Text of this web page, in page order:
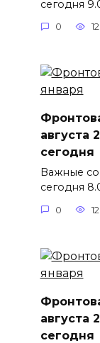
сегодня
0
августа
сегодня
Важные
сегодня
0
августа
сегодня